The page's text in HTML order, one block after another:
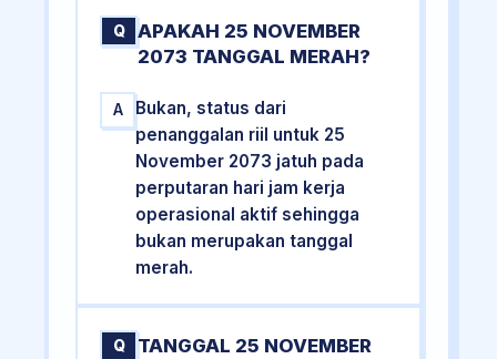
Q
APAKAH 25 NOVEMBER
2073 TANGGAL MERAH?
A
Bukan, status dari
penanggalan riil untuk 25
November 2073 jatuh pada
perputaran hari jam kerja
operasional aktif sehingga
bukan merupakan tanggal
merah.
Q
TANGGAL 25 NOVEMBER